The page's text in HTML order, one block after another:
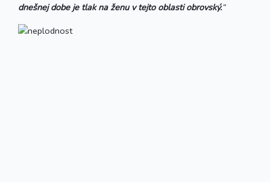
dnešnej dobe je tlak na ženu v tejto oblasti obrovský.“